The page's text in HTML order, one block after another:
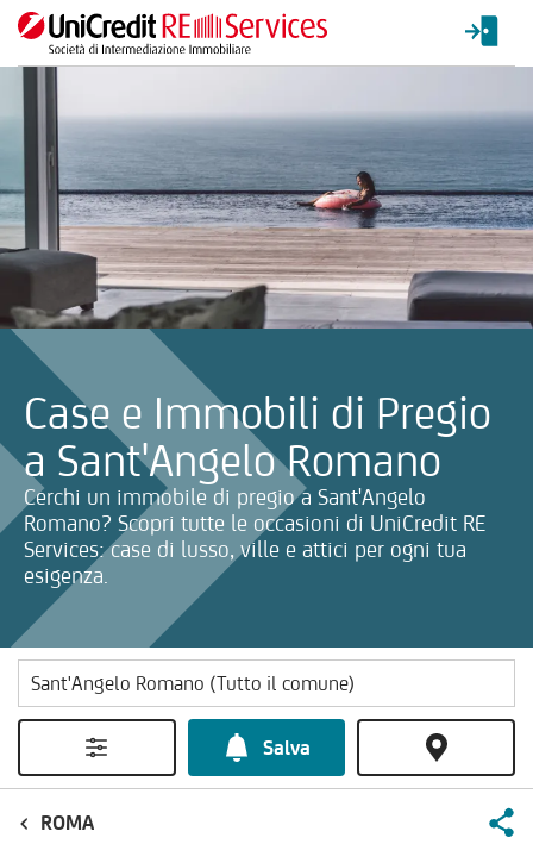
Case e Immobili di Pregio
a Sant'Angelo Romano
Cerchi un immobile di pregio a Sant'Angelo
Romano? Scopri tutte le occasioni di UniCredit RE
Services: case di lusso, ville e attici per ogni tua
esigenza.
Salva
ROMA